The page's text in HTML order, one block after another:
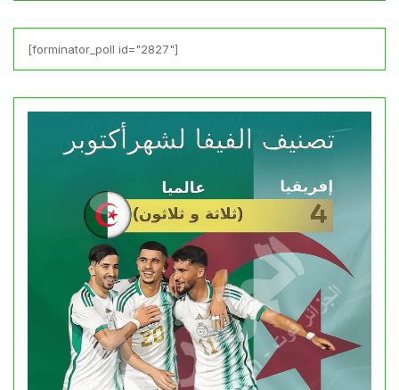
[forminator_poll id="2827"]